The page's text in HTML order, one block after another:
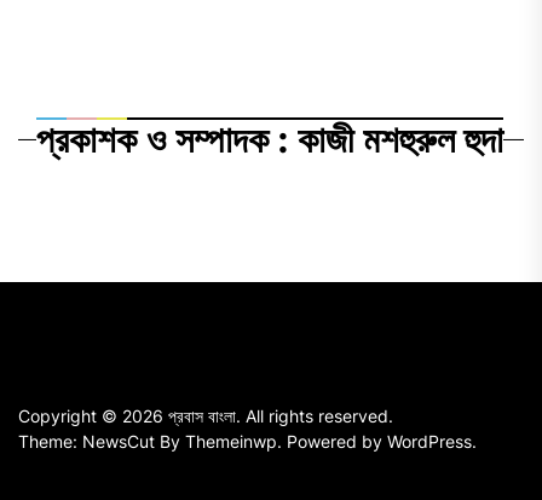
প্রকাশক ও সম্পাদক : কাজী মশহুরুল হুদা
Copyright © 2026 প্রবাস বাংলা. All rights reserved.
Theme: NewsCut By Themeinwp. Powered by WordPress.